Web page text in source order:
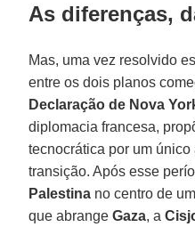
As diferenças,
Mas, uma vez resolvido
entre os dois planos
Declaração de Nova
diplomacia francesa,
tecnocrática por um
transição. Após esse
Palestina no centro de
que abrangeGaza, a